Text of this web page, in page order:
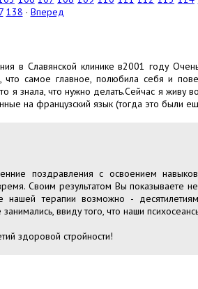
138 · Вперед
в Славянской клинике в2001 году
что самое главное, полюбила себя и
я знала, что нужно делать.Сейчас я
на французский язык (тогда это были
поздравления с освоением
Своим результатом Вы показываете
нашей терапии возможно -
ввиду того, что наши
здоровой стройности!